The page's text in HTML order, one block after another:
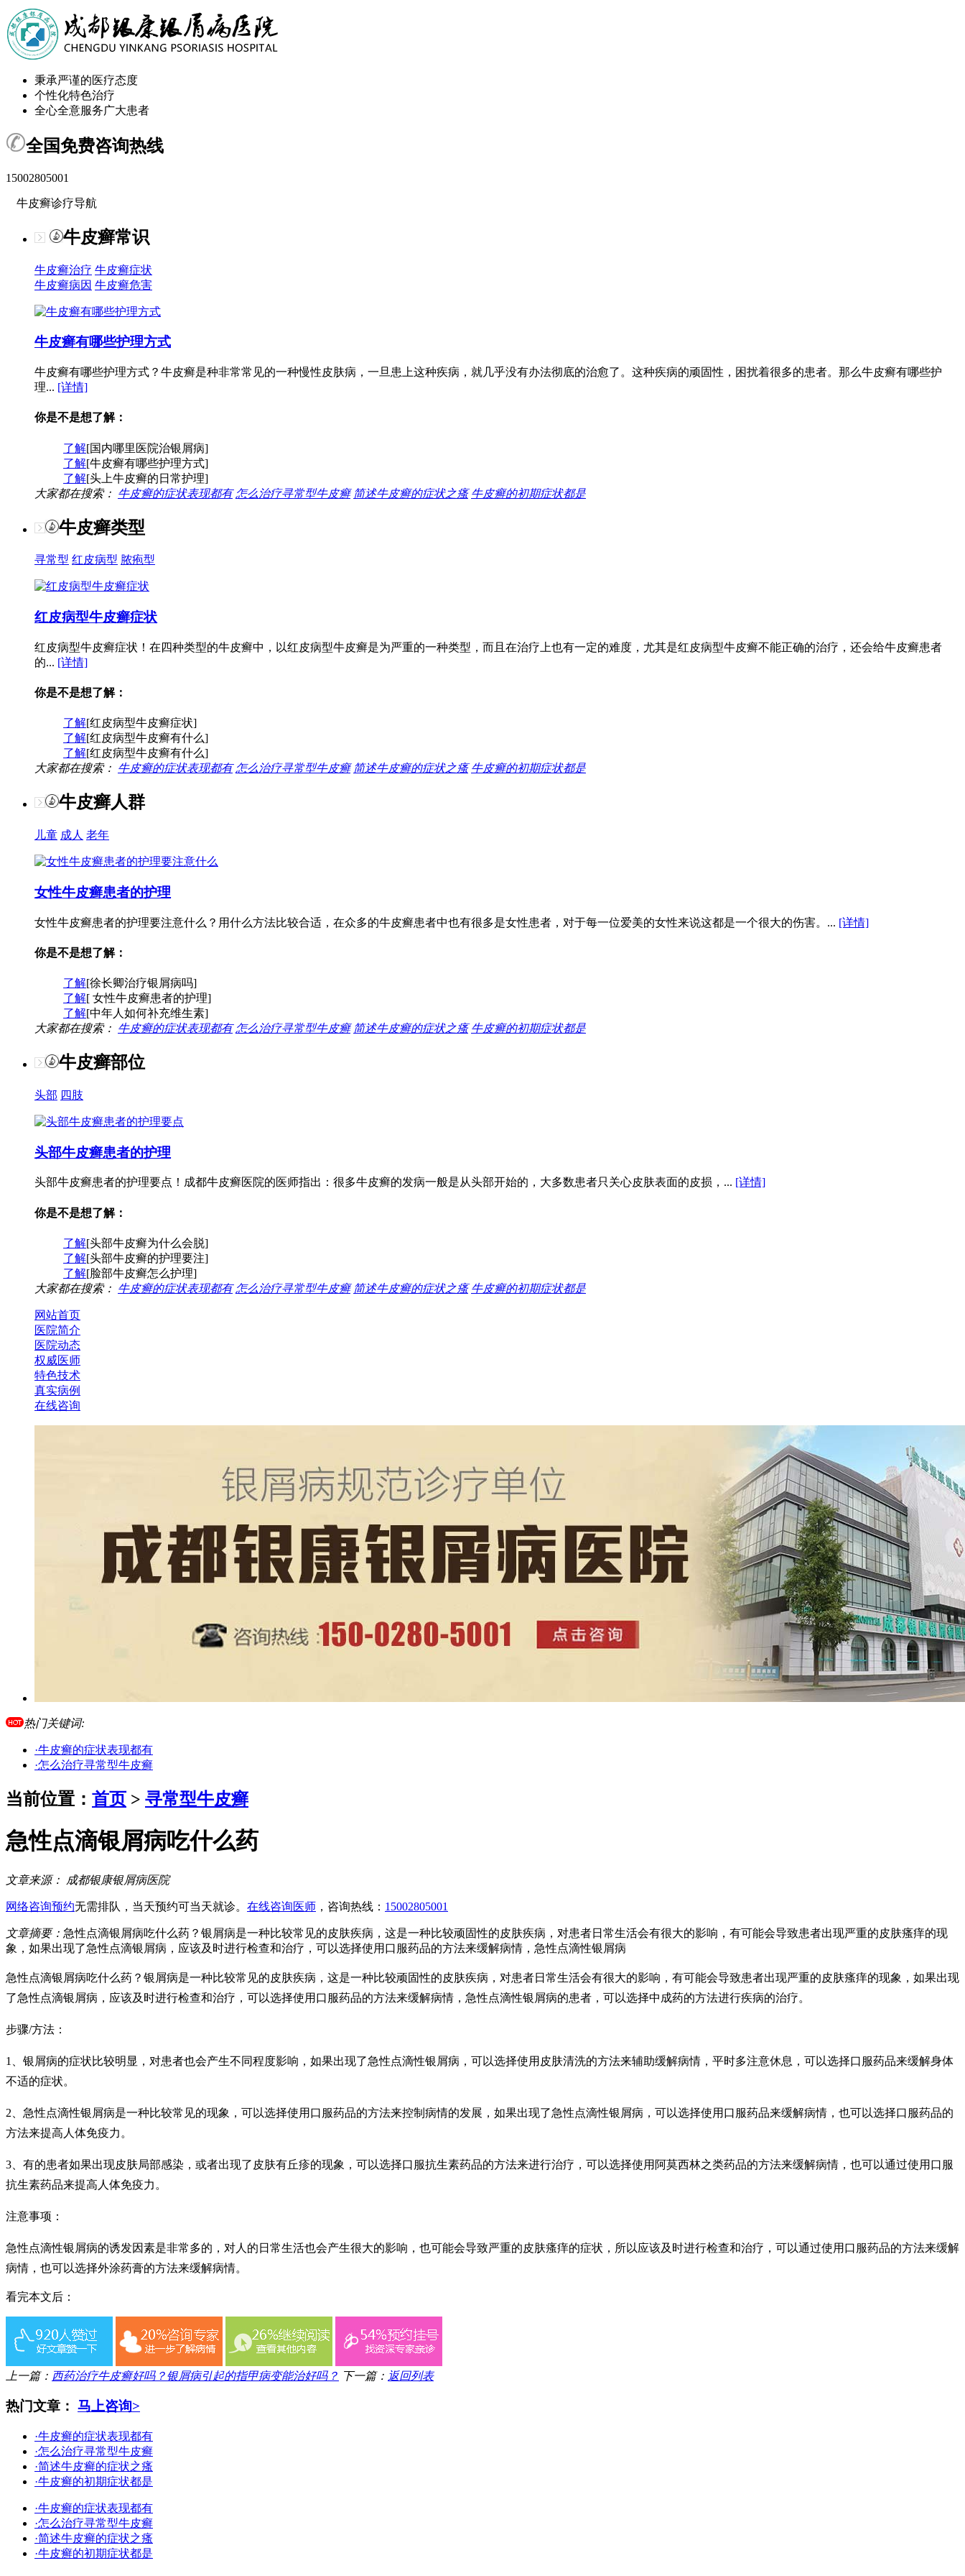
秉承严谨的医疗态度
个性化特色治疗
全心全意服务广大患者
全国免费咨询热线
15002805001
牛皮癣诊疗导航
牛皮癣常识
牛皮癣治疗 牛皮癣症状
牛皮癣病因 牛皮癣危害
牛皮癣有哪些护理方式
牛皮癣有哪些护理方式？牛皮癣是种非常常见的一种慢性皮肤病，一旦患上这种疾病，就几乎没有办法彻底的治愈了。这种疾病的顽固性，困扰着很多的患者。那么牛皮癣有哪些护
理... [详情]
你是不是想了解：
了解[国内哪里医院治银屑病]
了解[牛皮癣有哪些护理方式]
了解[头上牛皮癣的日常护理]
大家都在搜索： 牛皮癣的症状表现都有 怎么治疗寻常型牛皮癣 简述牛皮癣的症状之瘙 牛皮癣的初期症状都是
牛皮癣类型
寻常型 红皮病型 脓疱型
红皮病型牛皮癣症状
红皮病型牛皮癣症状！在四种类型的牛皮癣中，以红皮病型牛皮癣是为严重的一种类型，而且在治疗上也有一定的难度，尤其是红皮病型牛皮癣不能正确的治疗，还会给牛皮癣患者
的... [详情]
你是不是想了解：
了解[红皮病型牛皮癣症状]
了解[红皮病型牛皮癣有什么]
了解[红皮病型牛皮癣有什么]
大家都在搜索： 牛皮癣的症状表现都有 怎么治疗寻常型牛皮癣 简述牛皮癣的症状之瘙 牛皮癣的初期症状都是
牛皮癣人群
儿童 成人 老年
女性牛皮癣患者的护理
女性牛皮癣患者的护理要注意什么？用什么方法比较合适，在众多的牛皮癣患者中也有很多是女性患者，对于每一位爱美的女性来说这都是一个很大的伤害。... [详情]
你是不是想了解：
了解[徐长卿治疗银屑病吗]
了解[ 女性牛皮癣患者的护理]
了解[中年人如何补充维生素]
大家都在搜索： 牛皮癣的症状表现都有 怎么治疗寻常型牛皮癣 简述牛皮癣的症状之瘙 牛皮癣的初期症状都是
牛皮癣部位
头部 四肢
头部牛皮癣患者的护理
头部牛皮癣患者的护理要点！成都牛皮癣医院的医师指出：很多牛皮癣的发病一般是从头部开始的，大多数患者只关心皮肤表面的皮损，... [详情]
你是不是想了解：
了解[头部牛皮癣为什么会脱]
了解[头部牛皮癣的护理要注]
了解[脸部牛皮癣怎么护理]
大家都在搜索： 牛皮癣的症状表现都有 怎么治疗寻常型牛皮癣 简述牛皮癣的症状之瘙 牛皮癣的初期症状都是
网站首页
医院简介
医院动态
权威医师
特色技术
真实病例
在线咨询
热门关键词:
·牛皮癣的症状表现都有
·怎么治疗寻常型牛皮癣
当前位置： 首页 > 寻常型牛皮癣
急性点滴银屑病吃什么药
文章来源： 成都银康银屑病医院
网络咨询预约无需排队，当天预约可当天就诊。 在线咨询医师 ，咨询热线： 15002805001
文章摘要： 急性点滴银屑病吃什么药？银屑病是一种比较常见的皮肤疾病，这是一种比较顽固性的皮肤疾病，对患者日常生活会有很大的影响，有可能会导致患者出现严重的皮肤瘙痒的现
象，如果出现了急性点滴银屑病，应该及时进行检查和治疗，可以选择使用口服药品的方法来缓解病情，急性点滴性银屑病
急性点滴银屑病吃什么药？银屑病是一种比较常见的皮肤疾病，这是一种比较顽固性的皮肤疾病，对患者日常生活会有很大的影响，有可能会导致患者出现严重的皮肤瘙痒的现象，如果出现
了急性点滴银屑病，应该及时进行检查和治疗，可以选择使用口服药品的方法来缓解病情，急性点滴性银屑病的患者，可以选择中成药的方法进行疾病的治疗。
步骤/方法：
1、银屑病的症状比较明显，对患者也会产生不同程度影响，如果出现了急性点滴性银屑病，可以选择使用皮肤清洗的方法来辅助缓解病情，平时多注意休息，可以选择口服药品来缓解身体
不适的症状。
2、急性点滴性银屑病是一种比较常见的现象，可以选择使用口服药品的方法来控制病情的发展，如果出现了急性点滴性银屑病，可以选择使用口服药品来缓解病情，也可以选择口服药品的
方法来提高人体免疫力。
3、有的患者如果出现皮肤局部感染，或者出现了皮肤有丘疹的现象，可以选择口服抗生素药品的方法来进行治疗，可以选择使用阿莫西林之类药品的方法来缓解病情，也可以通过使用口服
抗生素药品来提高人体免疫力。
注意事项：
急性点滴性银屑病的诱发因素是非常多的，对人的日常生活也会产生很大的影响，也可能会导致严重的皮肤瘙痒的症状，所以应该及时进行检查和治疗，可以通过使用口服药品的方法来缓解
病情，也可以选择外涂药膏的方法来缓解病情。
看完本文后：
上一篇： 西药治疗牛皮癣好吗？银屑病引起的指甲病变能治好吗？ 下一篇： 返回列表
热门文章： 马上咨询>
·牛皮癣的症状表现都有
·怎么治疗寻常型牛皮癣
·简述牛皮癣的症状之瘙
·牛皮癣的初期症状都是
·牛皮癣的症状表现都有
·怎么治疗寻常型牛皮癣
·简述牛皮癣的症状之瘙
·牛皮癣的初期症状都是